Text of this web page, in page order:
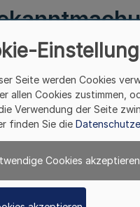
415.2-1/65
September
II.
Honorarkonsularische
Seite werden Cookies
allen Cookies zustimmen,
Verwendung der Seite
finden Sie die
Cookies akzeptieren